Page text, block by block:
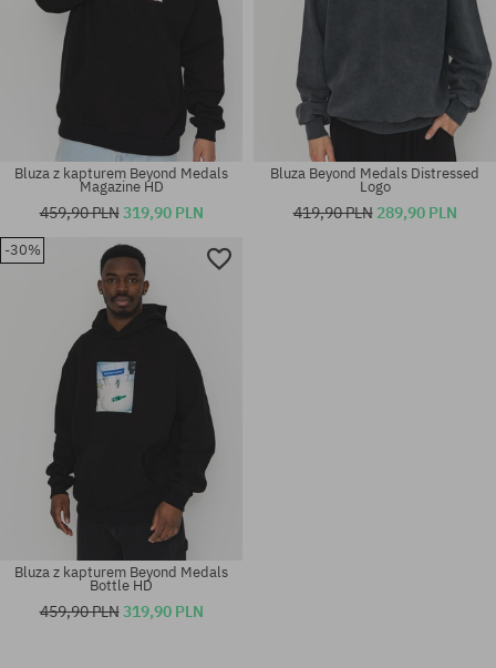
Bluza z kapturem Beyond Medals
Magazine HD
459,90 PLN319,90 PLN
Bluza Beyond Medals Distressed
Logo
419,90 PLN 289,90 PLN
-30%
Bluza z kapturem Beyond Medals
Bottle HD
459,90 PLN319,90 PLN